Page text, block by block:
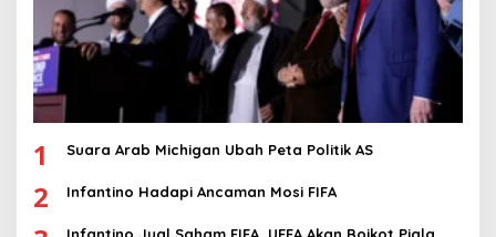
1 Suara Arab Michigan Ubah Peta Politik AS
2 Infantino Hadapi Ancaman Mosi FIFA